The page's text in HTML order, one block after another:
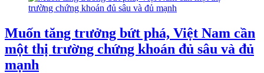
Muốn tăng trưởng bứt phá, Việt Nam cần
một thị trường chứng khoán đủ sâu và đủ
mạnh